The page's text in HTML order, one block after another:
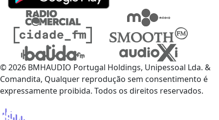
© 2026 BMHAUDIO Portugal Holdings, Unipessoal Lda. &
Comandita, Qualquer reprodução sem consentimento é
expressamente proibida. Todos os direitos reservados.